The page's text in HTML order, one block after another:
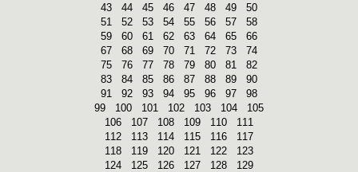
43
44 45 46 47 48 49
50
51
52 53 54 55 56 57
58
59
60 61 62 63 64 65
66
67
68 69 70 71 72 73
74
75
76 77 78 79 80 81
82
83
84 85 86 87 88 89
90
91
92 93 94 95 96 97
98
99
100 101 102 103 104
105
106
107 108 109 110
111
112
113 114 115 116
117
118
119 120 121 122
123
124
125 126 127 128
129